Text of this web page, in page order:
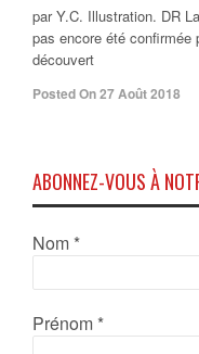
par Y.C. Illustration. DR
pas encore été confirmée
découvert
Posted On 27 Août 2018
ABONNEZ-VOUS À
Nom *
Prénom *